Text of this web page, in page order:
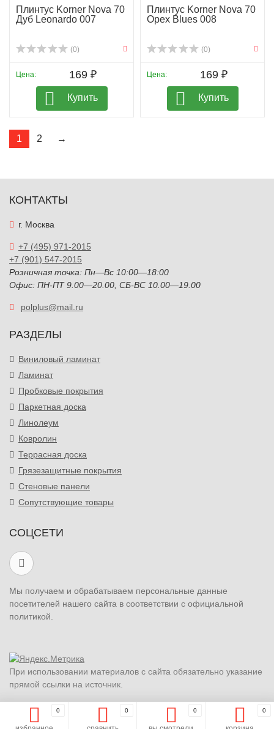
Плинтус Korner Nova 70
Дуб Leonardo 007
(0)
Цена: 169 ₽
Купить
Плинтус Korner Nova 70
Орех Blues 008
(0)
Цена: 169 ₽
Купить
1 2 →
КОНТАКТЫ
г. Москва
+7 (495) 971-2015
+7 (901) 547-2015
Розничная точка: Пн—Вс 10:00—18:00
Офис: ПН-ПТ 9.00—20.00, СБ-ВС 10.00—19.00
polplus@mail.ru
РАЗДЕЛЫ
Виниловый ламинат
Ламинат
Пробковые покрытия
Паркетная доска
Линолеум
Ковролин
Террасная доска
Грязезащитные покрытия
Стеновые панели
Сопутствующие товары
СОЦСЕТИ
Мы получаем и обрабатываем персональные данные
посетителей нашего сайта в соответствии с официальной
политикой.
При использовании материалов с сайта обязательно указание
прямой ссылки на источник.
0 0 0 0